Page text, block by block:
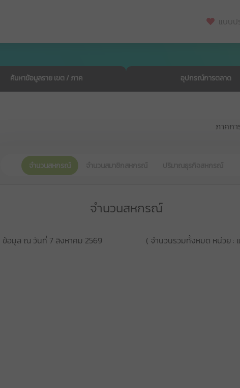
แบบป
ค้นหาข้อมูลราย เขต / ภาค อุปกรณ์การตลาด
ภาคก
จำนวนสหกรณ์
จำนวนสหกรณ์
ข้อมูล ณ วันที่ 7 สิงหาคม 2569 ( จำนวนรวมทั้งหมด หน่วย :